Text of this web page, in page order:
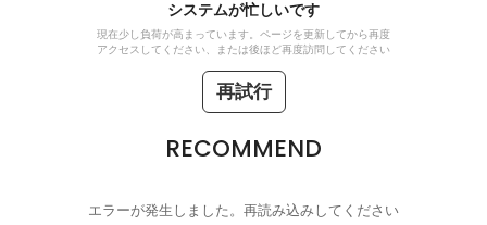
システムが忙しいです
現在少し負荷が高まっています。ページを更新してから再度
アクセスしてください、または後ほど再度訪問してください
再試行
RECOMMEND
エラーが発生しました。再読み込みしてください